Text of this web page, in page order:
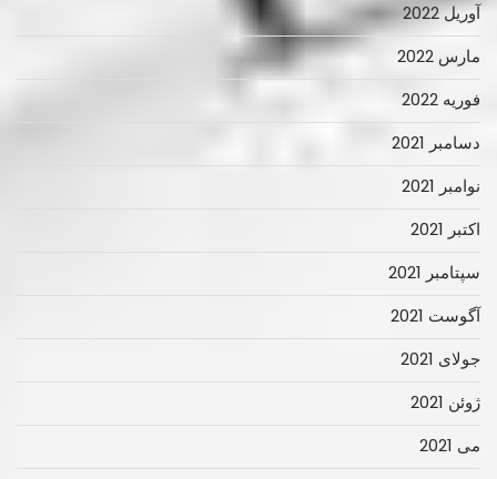
آوریل 2022
مارس 2022
فوریه 2022
دسامبر 2021
نوامبر 2021
اکتبر 2021
سپتامبر 2021
آگوست 2021
جولای 2021
ژوئن 2021
می 2021